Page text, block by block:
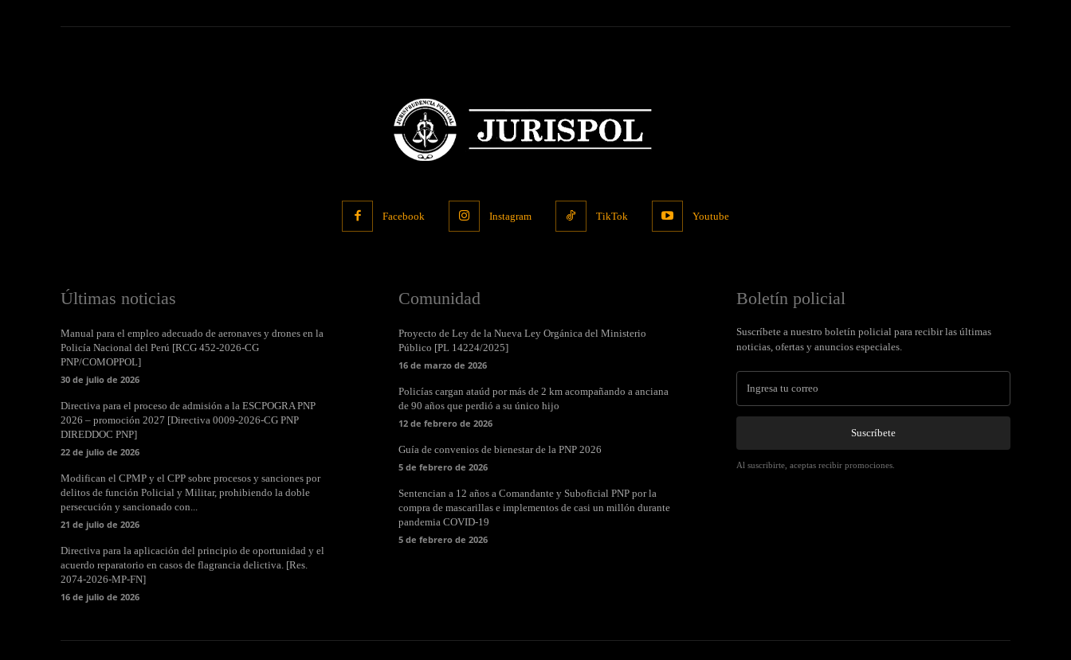
Facebook Instagram TikTok Youtube
Últimas noticias
Manual para el empleo adecuado de aeronaves y drones en la
Policía Nacional del Perú [RCG 452-2026-CG
PNP/COMOPPOL]
30 de julio de 2026
Directiva para el proceso de admisión a la ESCPOGRA PNP
2026 – promoción 2027 [Directiva 0009-2026-CG PNP
DIREDDOC PNP]
22 de julio de 2026
Modifican el CPMP y el CPP sobre procesos y sanciones por
delitos de función Policial y Militar, prohibiendo la doble
persecución y sancionado con...
21 de julio de 2026
Directiva para la aplicación del principio de oportunidad y el
acuerdo reparatorio en casos de flagrancia delictiva. [Res.
2074-2026-MP-FN]
16 de julio de 2026
Comunidad
Proyecto de Ley de la Nueva Ley Orgánica del Ministerio
Público [PL 14224/2025]
16 de marzo de 2026
Policías cargan ataúd por más de 2 km acompañando a anciana
de 90 años que perdió a su único hijo
12 de febrero de 2026
Guía de convenios de bienestar de la PNP 2026
5 de febrero de 2026
Sentencian a 12 años a Comandante y Suboficial PNP por la
compra de mascarillas e implementos de casi un millón durante
pandemia COVID-19
5 de febrero de 2026
Boletín policial
Suscríbete a nuestro boletín policial para recibir las últimas
noticias, ofertas y anuncios especiales.
Suscríbete
Al suscribirte, aceptas recibir promociones.